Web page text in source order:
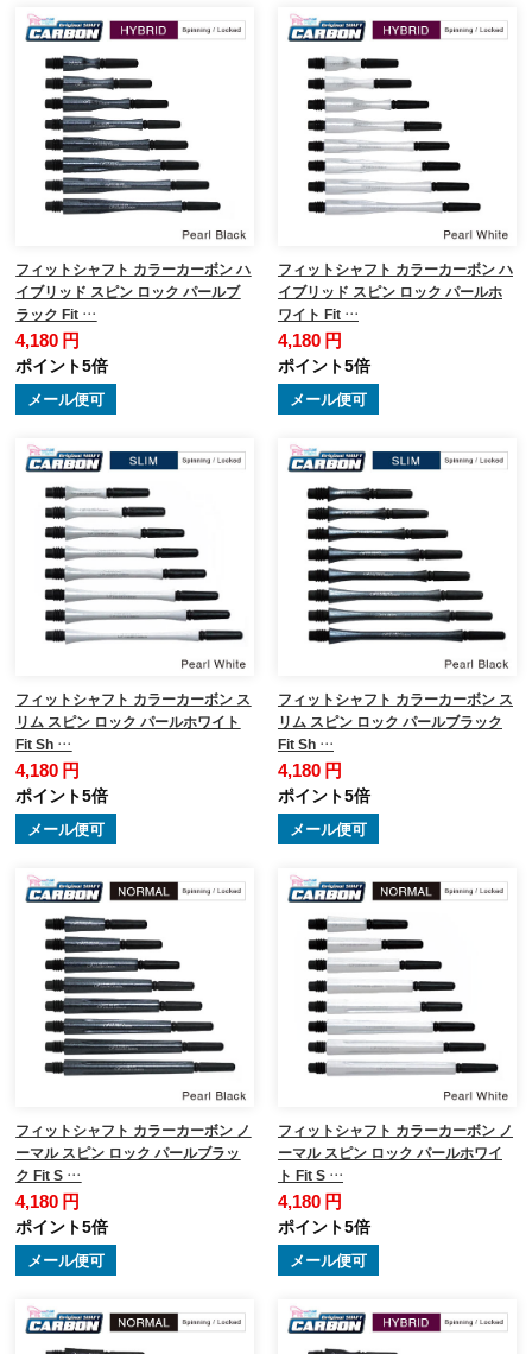
フィットシャフト カラーカーボン ハ
イブリッド スピン ロック パールブ
ラック Fit …
4,180 円
ポイント5倍
メール便可
フィットシャフト カラーカーボン ハ
イブリッド スピン ロック パールホ
ワイト Fit …
4,180 円
ポイント5倍
メール便可
フィットシャフト カラーカーボン ス
リム スピン ロック パールホワイト
Fit Sh …
4,180 円
ポイント5倍
メール便可
フィットシャフト カラーカーボン ス
リム スピン ロック パールブラック
Fit Sh …
4,180 円
ポイント5倍
メール便可
フィットシャフト カラーカーボン ノ
ーマル スピン ロック パールブラッ
ク Fit S …
4,180 円
ポイント5倍
メール便可
フィットシャフト カラーカーボン ノ
ーマル スピン ロック パールホワイ
ト Fit S …
4,180 円
ポイント5倍
メール便可